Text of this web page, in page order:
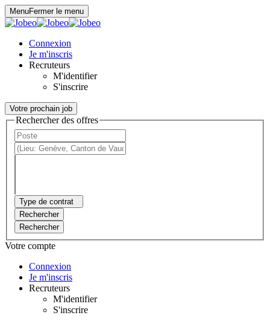
MenuFermer le menu
Connexion
Je m'inscris
Recruteurs
M'identifier
S'inscrire
Votre prochain job
Rechercher des offres
Type de contrat
Rechercher
Rechercher
Votre compte
Connexion
Je m'inscris
Recruteurs
M'identifier
S'inscrire
Panneau de gestion des cookies